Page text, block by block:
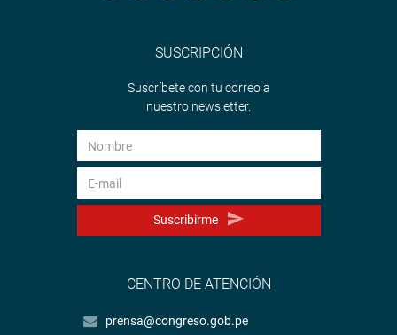
SUSCRIPCIÓN
Suscríbete con tu correo a
nuestro newsletter.
Suscribirme
CENTRO DE ATENCIÓN
prensa@congreso.gob.pe